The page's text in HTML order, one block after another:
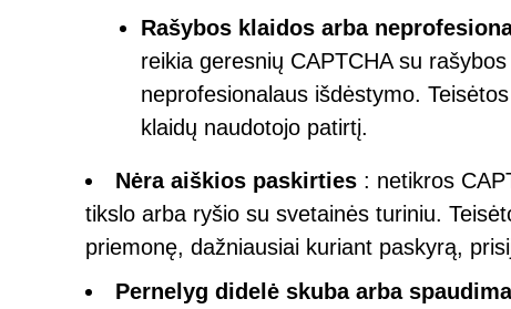
Rašybos klaidos arba
reikia geresnių CAPTCHA su
neprofesionalaus išdėstymo.
klaidų naudotojo patirtį.
Nėra aiškios paskirties : netikros
tikslo arba ryšio su svetainės turiniu.
priemonę, dažniausiai kuriant paskyrą,
Pernelyg didelė skuba arba